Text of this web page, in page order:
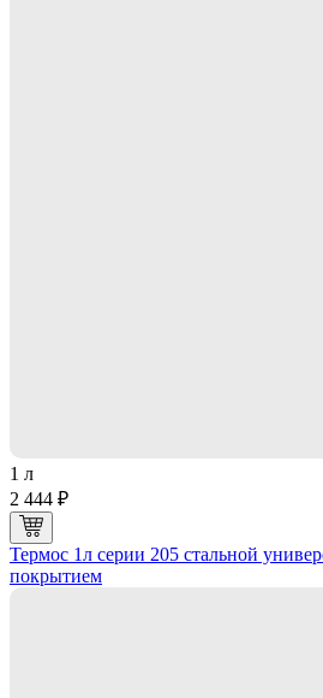
1 л
2 444 ₽
Термос 1л серии 205 стальной
покрытием